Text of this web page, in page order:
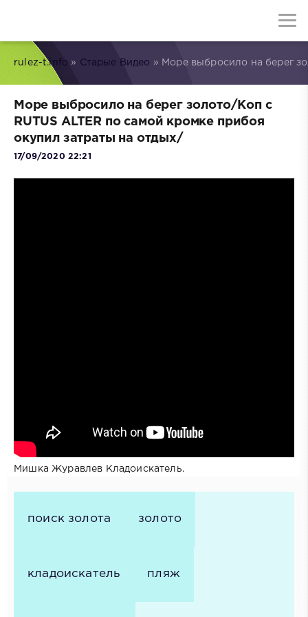
rulez-t.info » Старые Видео » Море выбросило на берег
Море выбросило на берег золото/Коп с
RUTUS ALTER по самой кромке прибоя
окупил затраты на отдых/
17/09/2020 22:21
Мишка Журавлев Кладоискатель.
поиск золота золото
кладоискатель пляж